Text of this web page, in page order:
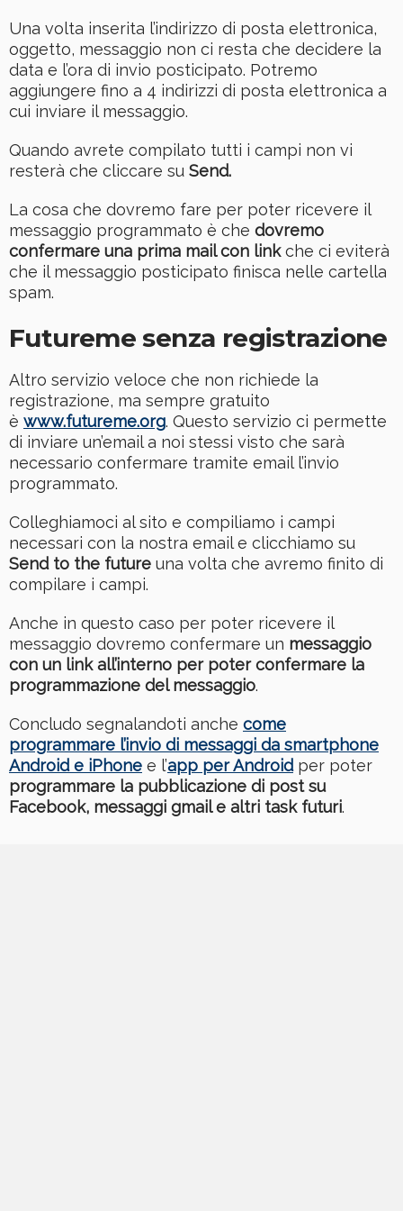
Una volta inserita l’indirizzo di posta elettronica,
oggetto, messaggio non ci resta che decidere la
data e l’ora di invio posticipato. Potremo
aggiungere fino a 4 indirizzi di posta elettronica a
cui inviare il messaggio.
Quando avrete compilato tutti i campi non vi
resterà che cliccare su Send.
La cosa che dovremo fare per poter ricevere il
messaggio programmato è che dovremo
confermare una prima mail con linkche ci eviterà
che il messaggio posticipato finisca nelle cartella
spam.
Futureme senza registrazione
Altro servizio veloce che non richiede la
registrazione, ma sempre gratuito
è www.futureme.org. Questo servizio ci permette
di inviare un’email a noi stessi visto che sarà
necessario confermare tramite email l’invio
programmato.
Colleghiamoci al sito e compiliamo i campi
necessari con la nostra email e clicchiamo su
Send to the future una volta che avremo finito di
compilare i campi.
Anche in questo caso per poter ricevere il
messaggio dovremo confermare un messaggio
con un link all’interno per poter confermare la
programmazione del messaggio.
Concludo segnalandoti anche come
programmare l’invio di messaggi da smartphone
Android e iPhone e l’app per Androidper poter
programmare la pubblicazione di post su
Facebook, messaggi gmail e altri task futuri.